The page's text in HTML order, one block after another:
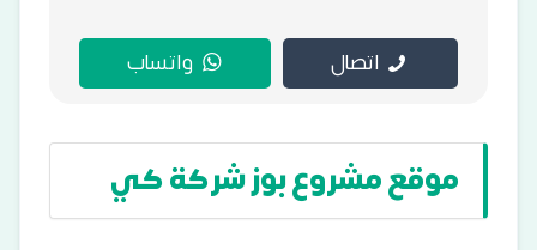
اتصال واتساب
موقع مشروع بوز شركة كي